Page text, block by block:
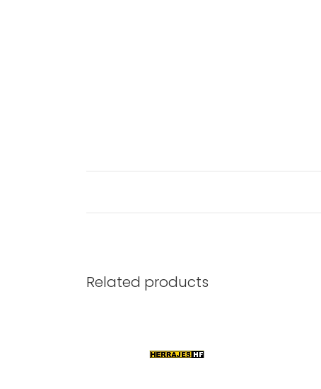
Related products